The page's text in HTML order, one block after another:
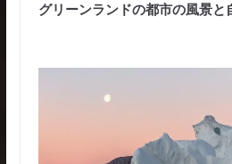
グリーンランドの都市の風景と